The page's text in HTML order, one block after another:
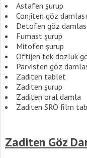
Astafen şurup
Conjiten göz damlası
Detofen göz
Fumast şurup
Mitofen şurup
Oftijen tek dozluk
Parvisten göz
Zaditen tablet
Zaditen şurup
Zaditen oral damla
Zaditen SRO film
Zaditen Göz